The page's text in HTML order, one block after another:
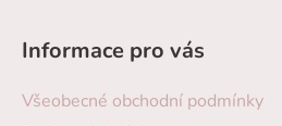
Informace pro vás
Všeobecné obchodní podmínky